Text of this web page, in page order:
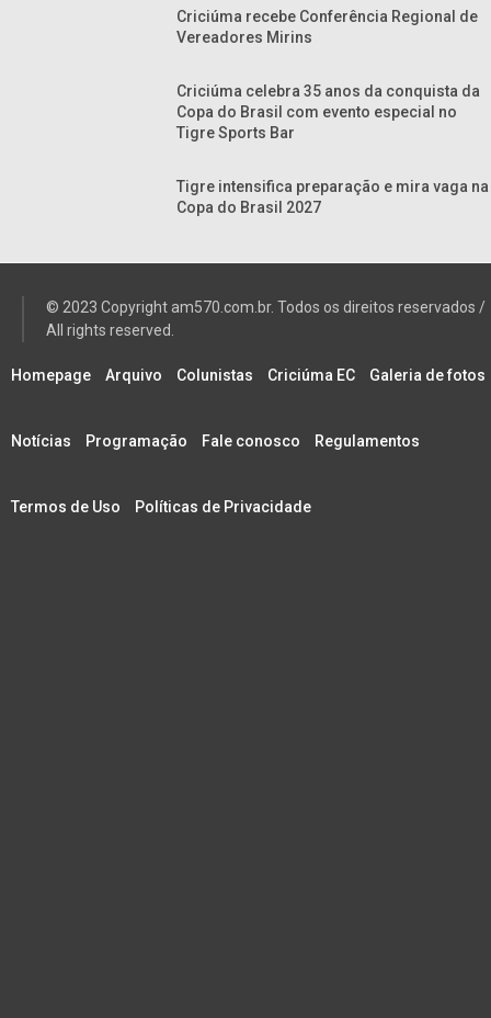
Criciúma recebe Conferência Regional de
Vereadores Mirins
Criciúma celebra 35 anos da conquista da
Copa do Brasil com evento especial no
Tigre Sports Bar
Tigre intensifica preparação e mira vaga na
Copa do Brasil 2027
© 2023 Copyright am570.com.br. Todos os direitos reservados /
All rights reserved.
Homepage Arquivo Colunistas Criciúma EC Galeria de fotos
Notícias Programação Fale conosco Regulamentos
Termos de Uso Políticas de Privacidade